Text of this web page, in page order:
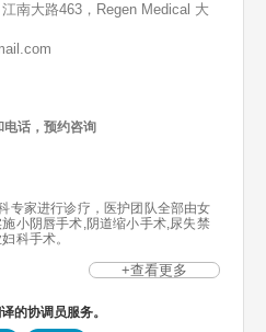
南大路463，Regen Medical 大
电话，预约咨询
专家进行诊疗，医护团队全部由女
小阴唇手术,阴道缩小手术,尿失禁
科手术。
，还提供女性所需的多个领域（脱毛,
息期短,当天即可恢复日常生活。
+查看更多
的协调员服务。